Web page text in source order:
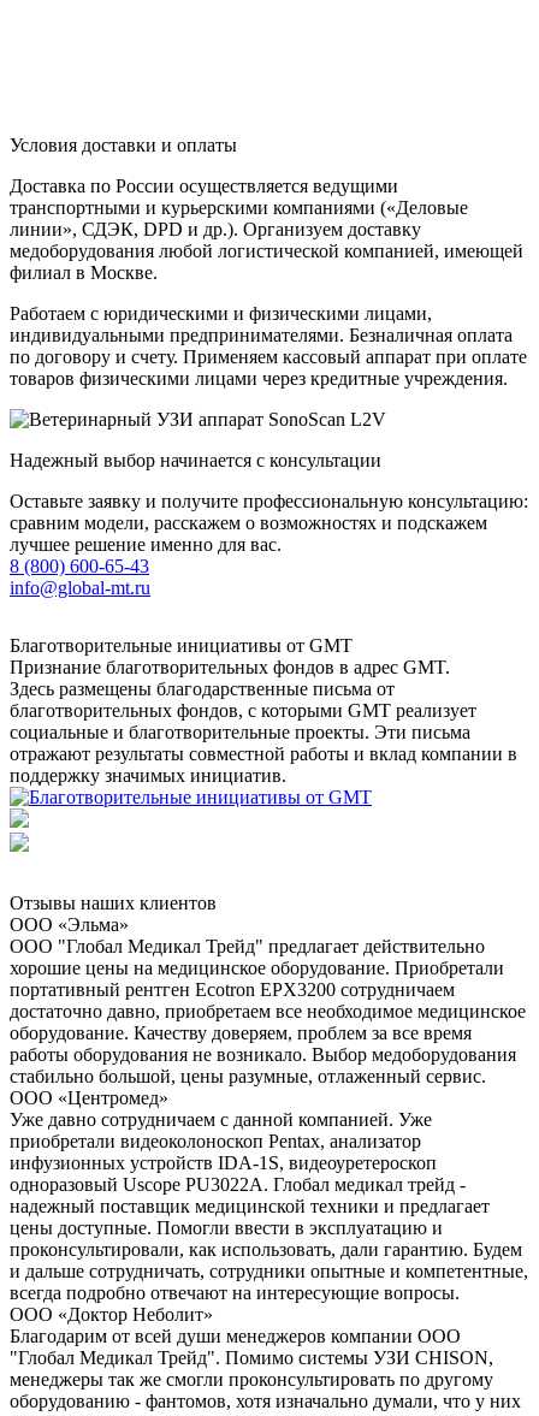
Условия доставки и оплаты
Доставка по России осуществляется ведущими
транспортными и курьерскими компаниями («Деловые
линии», СДЭК, DPD и др.). Организуем доставку
медоборудования любой логистической компанией, имеющей
филиал в Москве.
Работаем с юридическими и физическими лицами,
индивидуальными предпринимателями. Безналичная оплата
по договору и счету. Применяем кассовый аппарат при оплате
товаров физическими лицами через кредитные учреждения.
Надежный выбор начинается с консультации
Оставьте заявку и получите профессиональную консультацию:
сравним модели, расскажем о возможностях и подскажем
лучшее решение именно для вас.
8 (800) 600-65-43
info@global-mt.ru
Благотворительные инициативы от GMT
Признание благотворительных фондов в адрес GMT.
Здесь размещены благодарственные письма от
благотворительных фондов, с которыми GMT реализует
социальные и благотворительные проекты. Эти письма
отражают результаты совместной работы и вклад компании в
поддержку значимых инициатив.
Отзывы наших клиентов
ООО «Эльма»
ООО "Глобал Медикал Трейд" предлагает действительно
хорошие цены на медицинское оборудование. Приобретали
портативный рентген Ecotron EPX3200 сотрудничаем
достаточно давно, приобретаем все необходимое медицинское
оборудование. Качеству доверяем, проблем за все время
работы оборудования не возникало. Выбор медоборудования
стабильно большой, цены разумные, отлаженный сервис.
ООО «Центромед»
Уже давно сотрудничаем с данной компанией. Уже
приобретали видеоколоноскоп Pentax, анализатор
инфузионных устройств IDA-1S, видеоуретероскоп
одноразовый Uscope PU3022A. Глобал медикал трейд -
надежный поставщик медицинской техники и предлагает
цены доступные. Помогли ввести в эксплуатацию и
проконсультировали, как использовать, дали гарантию. Будем
и дальше сотрудничать, сотрудники опытные и компетентные,
всегда подробно отвечают на интересующие вопросы.
ООО «Доктор Неболит»
Благодарим от всей души менеджеров компании ООО
"Глобал Медикал Трейд". Помимо системы УЗИ CHISON,
менеджеры так же смогли проконсультировать по другому
оборудованию - фантомов, хотя изначально думали, что у них